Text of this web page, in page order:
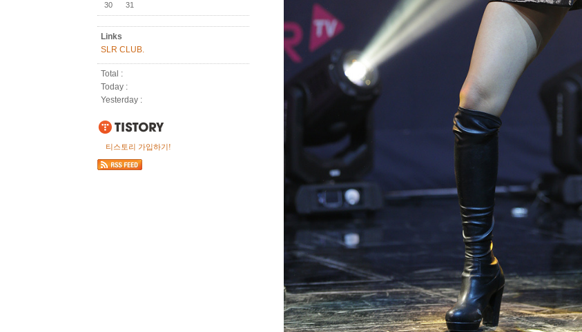
30
31
Links
SLR CLUB.
Total :
Today :
Yesterday :
티스토리 가입하기!